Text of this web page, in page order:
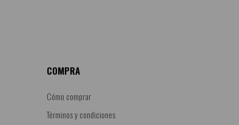
COMPRA
Cómo comprar
Términos y condiciones